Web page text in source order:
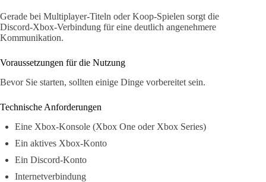
Gerade bei Multiplayer-Titeln oder Koop-Spielen sorgt die
Discord-Xbox-Verbindung für eine deutlich angenehmere
Kommunikation.
Voraussetzungen für die Nutzung
Bevor Sie starten, sollten einige Dinge vorbereitet sein.
Technische Anforderungen
Eine Xbox-Konsole (Xbox One oder Xbox Series)
Ein aktives Xbox-Konto
Ein Discord-Konto
Internetverbindung